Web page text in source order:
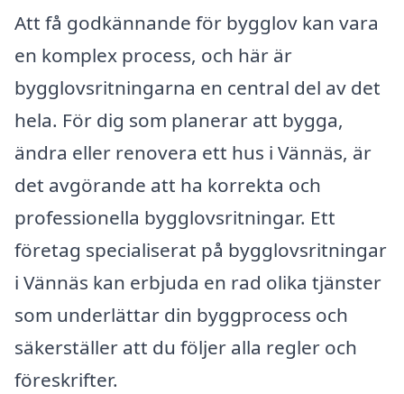
Att få godkännande för bygglov kan vara
en komplex process, och här är
bygglovsritningarna en central del av det
hela. För dig som planerar att bygga,
ändra eller renovera ett hus i Vännäs, är
det avgörande att ha korrekta och
professionella bygglovsritningar. Ett
företag specialiserat på bygglovsritningar
i Vännäs kan erbjuda en rad olika tjänster
som underlättar din byggprocess och
säkerställer att du följer alla regler och
föreskrifter.